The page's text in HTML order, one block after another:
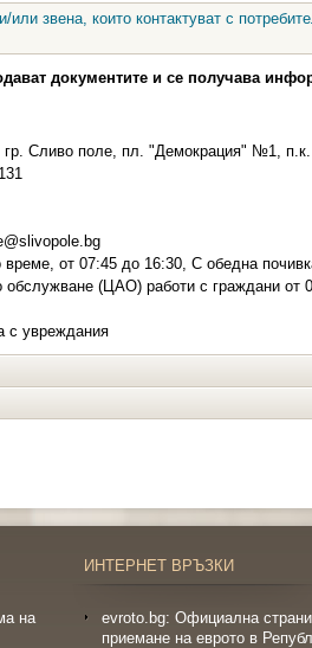
звена, които контактуват с
документите и се получава
Сливо поле, пл. "Демокрация" №1, п.к.
време, от 07:45 до 16:30, С обедна
обслужване (ЦАО) работи с граждани от
с увреждания
на
ИНТЕРНЕТ ВРЪЗКИ
evroto.bg: Официална
приемане на еврото в